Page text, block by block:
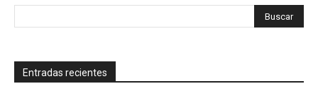
Entradas recientes